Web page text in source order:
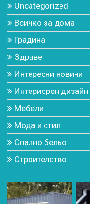
Uncategorized
Всичко за дома
Градина
Здраве
Интересни новини
Интериорен дизайн
Мебели
Мода и стил
Спално бельо
Строителство